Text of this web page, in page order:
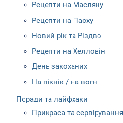
Рецепти на Масляну
Рецепти на Пасху
Новий рік та Різдво
Рецепти на Хелловін
День закоханих
На пікнік / на вогні
Поради та лайфхаки
Прикраса та сервірування